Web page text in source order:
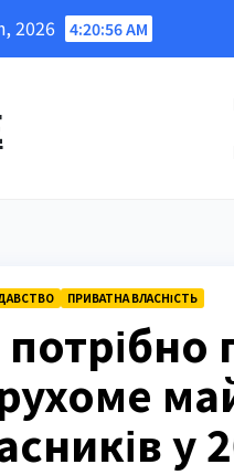
2026 4:20:57 AM
ПРИВАТНА ВЛАСНІСТЬ
у